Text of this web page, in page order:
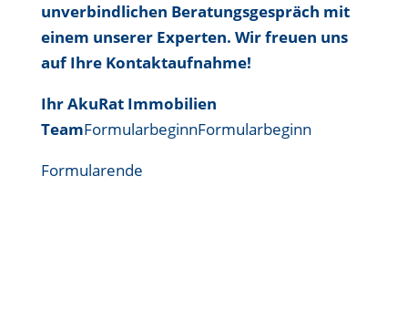
unverbindlichen Beratungsgespräch mit
einem unserer Experten. Wir freuen uns
auf Ihre Kontaktaufnahme!
Ihr AkuRat Immobilien
TeamFormularbeginnFormularbeginn
Formularende